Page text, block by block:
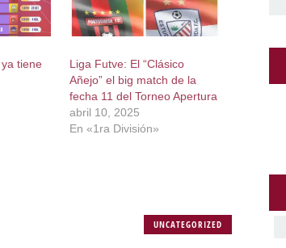
ya tiene
Liga Futve: El “Clásico
Añejo” el big match de la
fecha 11 del Torneo Apertura
abril 10, 2025
En «1ra División»
UNCATEGORIZED